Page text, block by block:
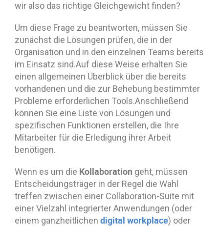
wir also das richtige Gleichgewicht finden?
Um diese Frage zu beantworten, müssen Sie
zunächst die Lösungen prüfen, die in der
Organisation und in den einzelnen Teams bereits
im Einsatz sind.Auf diese Weise erhalten Sie
einen allgemeinen Überblick über die bereits
vorhandenen und die zur Behebung bestimmter
Probleme erforderlichen Tools.Anschließend
können Sie eine Liste von Lösungen und
spezifischen Funktionen erstellen, die Ihre
Mitarbeiter für die Erledigung ihrer Arbeit
benötigen.
Wenn es um die Kollaboration geht, müssen
Entscheidungsträger in der Regel die Wahl
treffen zwischen einer Collaboration-Suite mit
einer Vielzahl integrierter Anwendungen (oder
einem ganzheitlichen digital workplace) oder